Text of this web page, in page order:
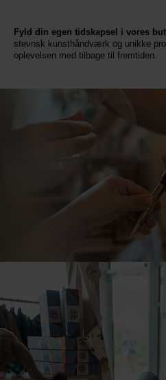
Fyld din egen tidskapsel i vores
stevnsk kunsthåndværk og unikke
oplevelsen med tilbage til fremtiden.